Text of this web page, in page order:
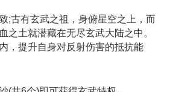
有玄武之祖，身俯星空之上，而
之土就潜藏在无尽玄武大陆之中。
，提升自身对反射伤害的抵抗能